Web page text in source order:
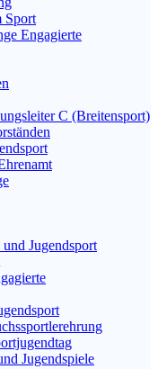
Sport
Engagierte
C (Breitensport)
Jugendsport
Jugendspiele